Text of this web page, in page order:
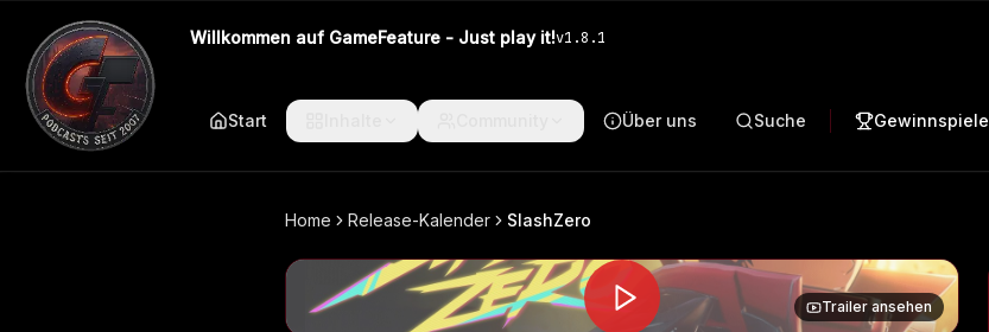
Willkommen auf GameFeature - Just play it!v1.8.1
Start Über uns Suche Gewinnspiele
Home Release-Kalender SlashZero
Trailer ansehen